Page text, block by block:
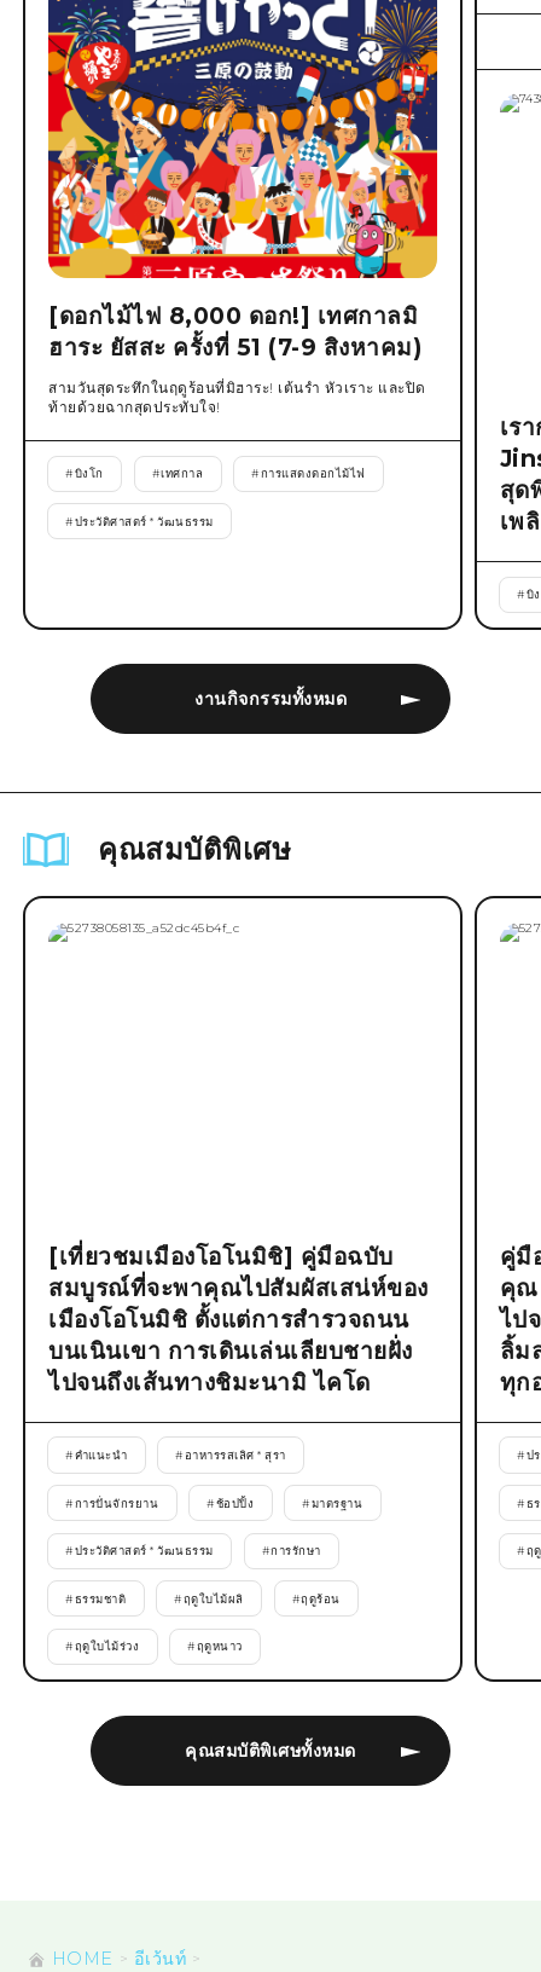
งานกิจกรรมทั้งหมด
[ดอกไม้ไฟ 8,000 ดอก!] เทศกาลมิ
ฮาระ ยัสสะ ครั้งที่ 51 (7-9 สิงหาคม)
สามวันสุดระทึกในฤดูร้อนที่มิฮาระ! เต้นรำ หัวเราะ และปิด
ท้ายด้วยฉากสุดประทับใจ!
#บิงโก #เทศกาล #การแสดงดอกไม้ไฟ
#ประวัติศาสตร์ * วัฒนธรรม
เร
สุด
เพ
#บิ
คุณสมบัติพิเศษ
คุณสมบัติพิเศษทั้งหมด
[เที่ยวชมเมืองโอโนมิชิ] คู่มือฉบับ
สมบูรณ์ที่จะพาคุณไปสัมผัสเสน่ห์ของ
เมืองโอโนมิชิ ตั้งแต่การสำรวจถนน
บนเนินเขา การเดินเล่นเลียบชายฝั่ง
ไปจนถึงเส้นทางชิมะนามิ ไคโด
#คำแนะนำ # อาหารรสเลิศ * สุรา
#การปั่นจักรยาน #ช้อปปิ้ง #มาตรฐาน
#ประวัติศาสตร์ * วัฒนธรรม #การรักษา
#ธรรมชาติ #ฤดูใบไม้ผลิ #ฤดูร้อน
#ฤดูใบไม้ร่วง #ฤดูหนาว
คู่มื
คุณ
ไป
ลิ้ม
ทุก
#ป
#ธ
#ฤ
HOME อีเว้นท์